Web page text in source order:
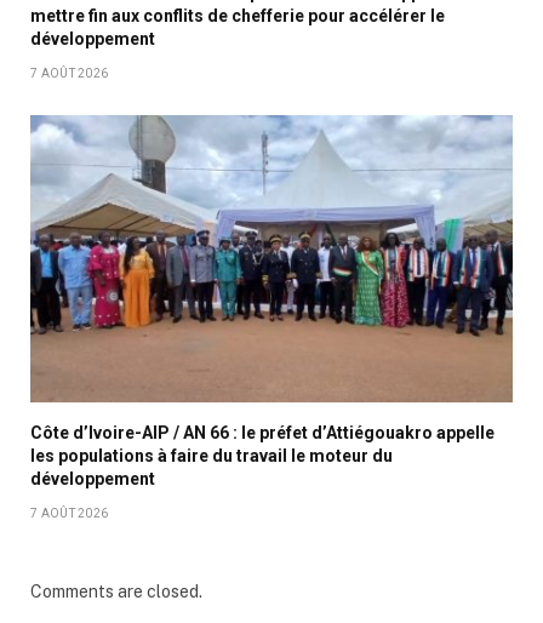
mettre fin aux conflits de chefferie pour accélérer le
développement
7 AOÛT 2026
Côte d’Ivoire-AIP / AN 66 : le préfet d’Attiégouakro appelle
les populations à faire du travail le moteur du
développement
7 AOÛT 2026
Comments are closed.